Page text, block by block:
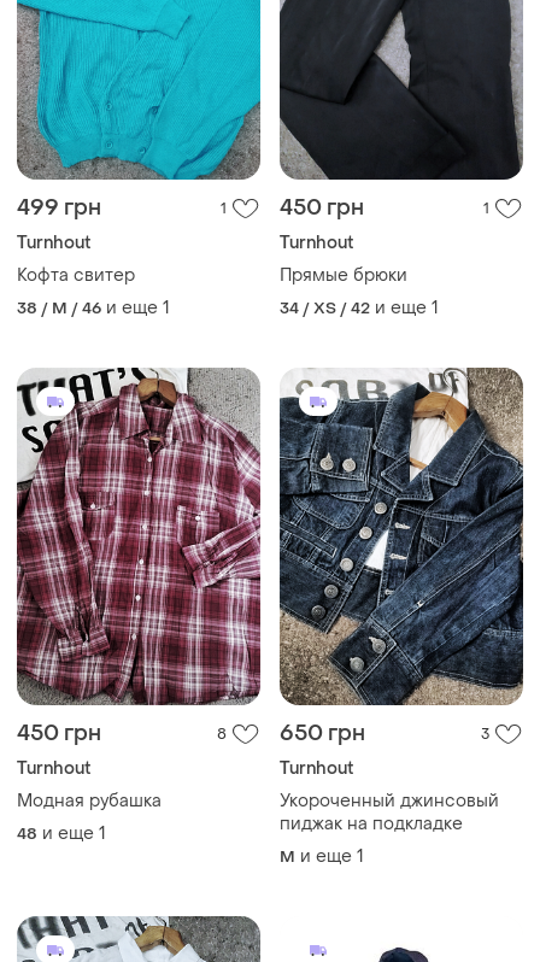
499 грн 1
Turnhout
Кофта свитер
38 / M / 46 и еще 1
450 грн 1
Turnhout
Прямые брюки
34 / XS / 42 и еще 1
450 грн 8
Turnhout
Модная рубашка
48 и еще 1
650 грн 3
Turnhout
Укороченный джинсовый
пиджак на подкладке
M и еще 1